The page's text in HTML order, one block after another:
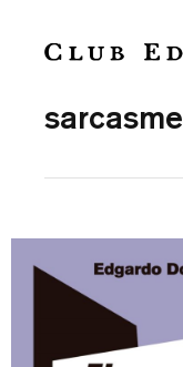
sarcasme